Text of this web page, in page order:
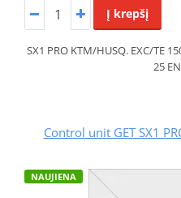
Į krepšį
SX1 PRO KTM/HUSQ. EXC/TE
25
Control unit GET SX1
NAUJIENA